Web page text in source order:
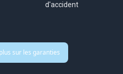
d'accident
sur les garanties